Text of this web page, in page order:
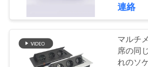
理
反対の出口を
さい
連絡
マルチ
席の同
れのソ